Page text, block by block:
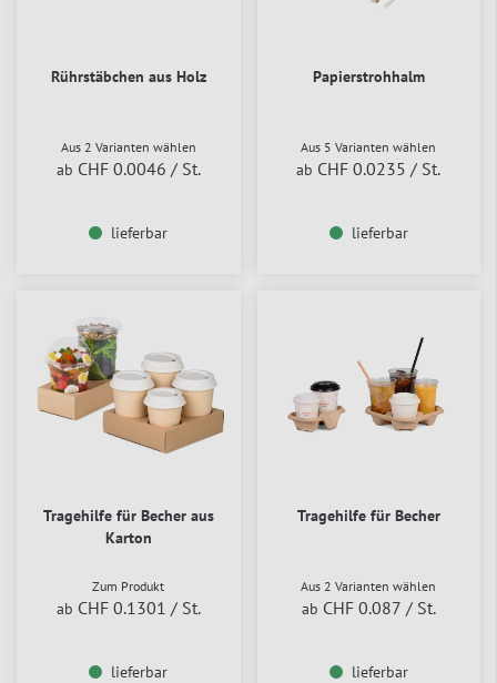
Rührstäbchen aus Holz
Aus 2 Varianten wählen
ab CHF 0.0046 / St.
lieferbar
Papierstrohhalm
Aus 5 Varianten wählen
ab CHF 0.0235 / St.
lieferbar
Tragehilfe für Becher aus
Karton
Zum Produkt
ab CHF 0.1301 / St.
lieferbar
Tragehilfe für Becher
Aus 2 Varianten wählen
ab CHF 0.087 / St.
lieferbar